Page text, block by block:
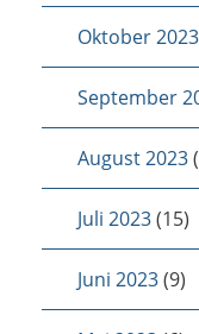
Oktober 2023
September
August 2023
Juli 2023(15)
Juni 2023(9)